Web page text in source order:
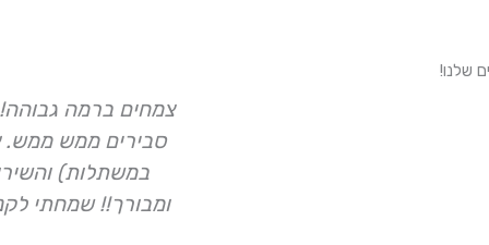
צמחים ברמה
סבירים ממש ממש.
במשתלות)
ומבורך!! שמחתי